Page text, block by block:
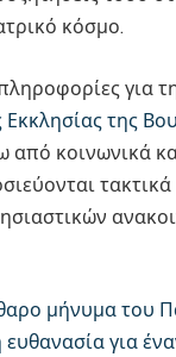
κόσμο.
για
της
από κοινωνικά
μήνυμα του
για